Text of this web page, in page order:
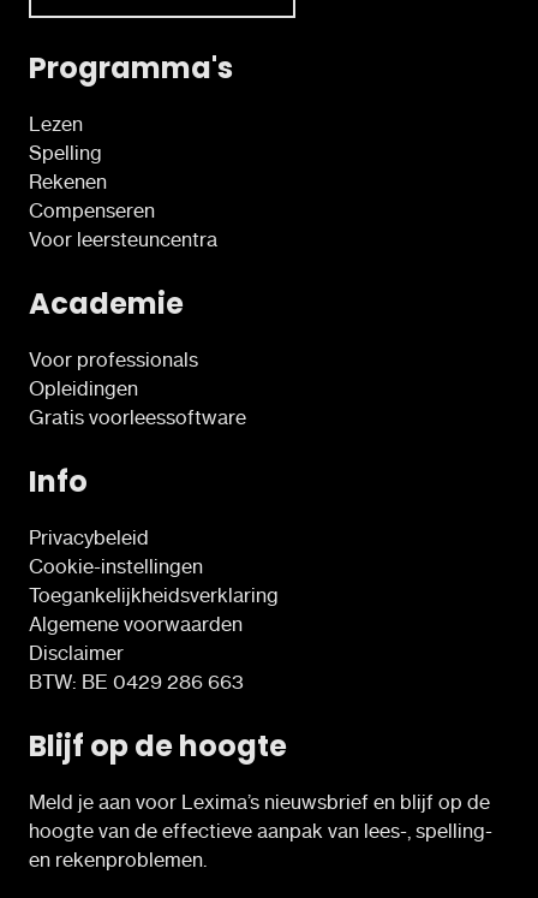
Programma's
Lezen
Spelling
Rekenen
Compenseren
Voor leersteuncentra
Academie
Voor professionals
Opleidingen
Gratis voorleessoftware
Info
Privacybeleid
Cookie-instellingen
Toegankelijkheidsverklaring
Algemene voorwaarden
Disclaimer
BTW: BE 0429 286 663
Blijf op de hoogte
Meld je aan voor Lexima’s nieuwsbrief en blijf op de
hoogte van de effectieve aanpak van lees-, spelling-
en rekenproblemen.